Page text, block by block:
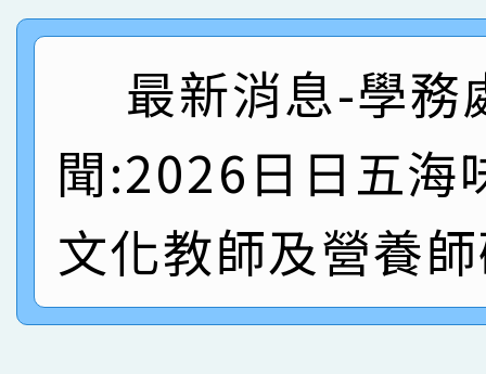
創客第三名。
賽 洪綺君教師榮獲社
賀！本校阿巴斯O蜜、
倩參加桃園市科展 國
名 指導老師王老師、
賀！本校四年二班張O
園市英語競賽國小朗讀
指導老師林老師
賀！本校參加桃園市中
賽 劉文瑛教師榮獲教
臺灣台語-第二名
賀！本校參與2026世
市賽榮獲科學小創客佳
最新消息-學務
聞:2026日日五海
文化教師及營養